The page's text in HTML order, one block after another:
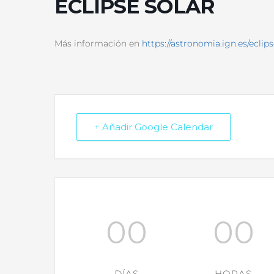
ECLIPSE SOLAR
Más información en https://astronomia.ign.es/
+ Añadir Google Calendar
00 00